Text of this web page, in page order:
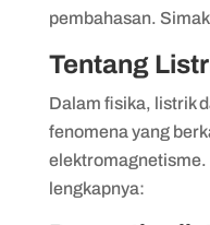
pembahasan.
Tentang
Dalam fisika, listrik
fenomena yang
lengkapnya: